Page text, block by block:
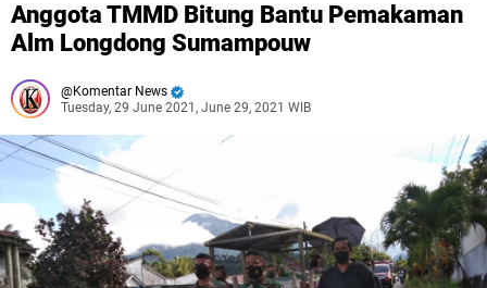
Anggota TMMD Bitung Bantu Pemakaman
Alm Longdong Sumampouw
Komentar News
Tuesday, 29 June 2021, June 29, 2021 WIB